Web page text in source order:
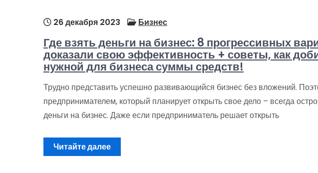
26 декабря 2023 Бизнес
Где взять деньги на бизнес: 8 прогрессивных
доказали свою эффективность + советы, как
нужной для бизнеса суммы средств!
Трудно представить успешно развивающийся бизнес без вложений.
предпринимателем, который планирует открыть свое дело – всегда остро
деньги на бизнес. Даже если предприниматель решает открыть
Читайте далее